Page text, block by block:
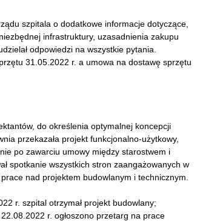
szpitala o dodatkowe informacje dotyczące,
infrastruktury, uzasadnienia zakupu
odpowiedzi na wszystkie pytania.
31.05.2022 r. a umowa na dostawę sprzętu
do określenia optymalnej koncepcji
przekazała projekt funkcjonalno-użytkowy,
po zawarciu umowy między starostwem i
spotkanie wszystkich stron zaangażowanych w
nad projektem budowlanym i technicznym.
r. szpital otrzymał projekt budowlany;
r. ogłoszono przetarg na prace